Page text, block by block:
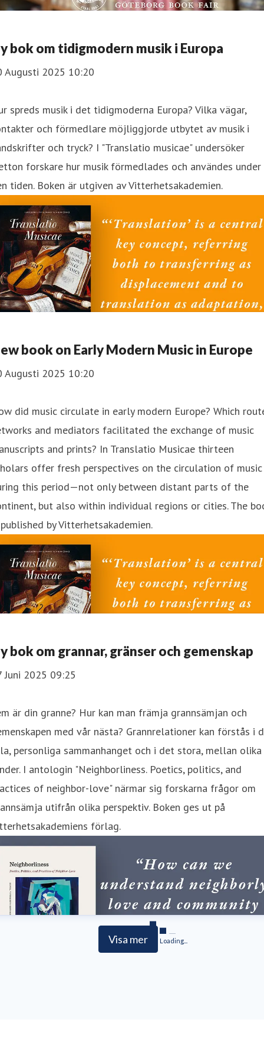
bok om tidigmodern musik i Europa
Augusti 2025 10:20
spreds musik i det tidigmoderna Europa? Vilka vägar,
och förmedlare möjliggjorde utbytet av musik i
och tryck? I "Translatio musicae" undersöker
forskare hur musik förmedlades och användes under
tiden. Boken är utgiven av Vitterhetsakademien.
book on Early Modern Music in Europe
Augusti 2025 10:20
did music circulate in early modern Europe? Which
and mediators facilitated the exchange of music
and prints? In Translatio Musicae thirteen
offer fresh perspectives on the circulation of music
this period—not only between distant parts of the
but also within individual regions or cities. The
by Vitterhetsakademien.
bok om grannar, gränser och gemenskap
Juni 2025 09:25
är din granne? Hur kan man främja grannsämjan och
med vår nästa? Grannrelationer kan förstås i
personliga sammanhanget och i det stora, mellan olika
I antologin "Neighborliness. Poetics, politics, and
of neighbor-love" närmar sig forskarna frågor om
utifrån olika perspektiv. Boken ges ut på
förlag.
Visa mer Loading...